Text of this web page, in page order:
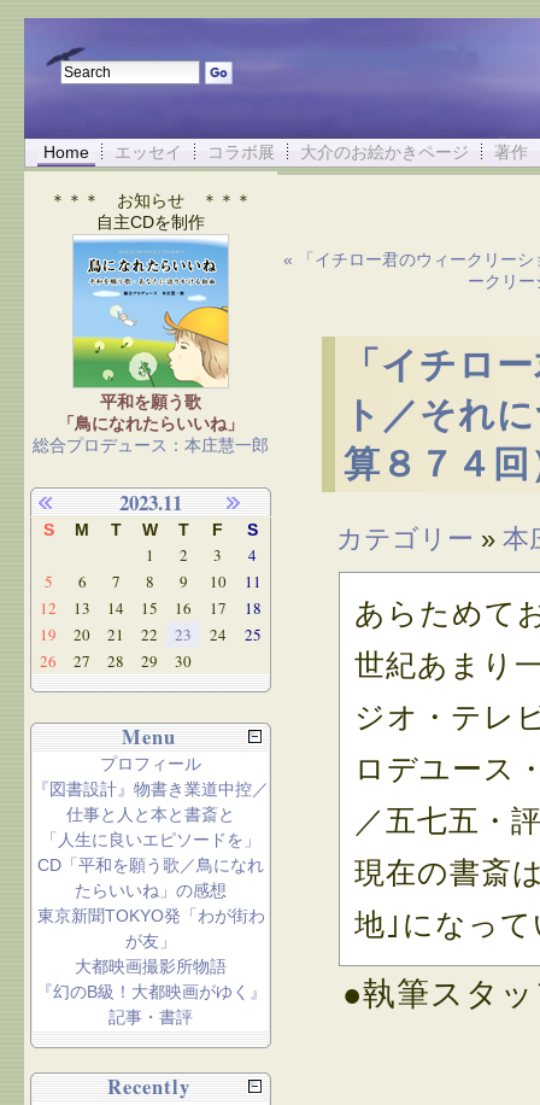
Home エッセイ コラボ展 大介のお絵かきページ 著作
« 「イチロー君のウィークリー
ークリ
「イチロ
ト／それ
算８７４回
カテゴリー » 本
あらためて
世紀あまり
ジオ・テレ
ロデユース
／五七五・
現在の書斎
地｣になっ
●執筆スタ
＊＊＊ お知らせ ＊＊＊
自主CDを制作
平和を願う歌
「鳥になれたらいいね」
総合プロデュース：本庄慧一郎
2023.11
S M T W T F S
1 2 3
4
5
6 7 8 9 10
11
12
13 14 15 16 17
18
19
20 21 22 23 24
25
26
27 28 29 30
Menu
プロフィール
『図書設計』物書き業道中控／
仕事と人と本と書斎と
「人生に良いエピソードを」
CD「平和を願う歌／鳥になれ
たらいいね」の感想
東京新聞TOKYO発「わが街わ
が友」
大都映画撮影所物語
『幻のB級！大都映画がゆく』
記事・書評
Recently